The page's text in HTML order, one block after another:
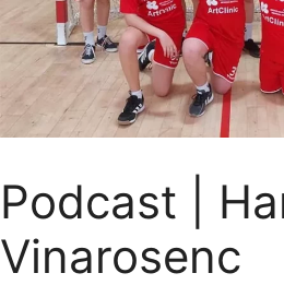
Podcast |
Vinarosenc